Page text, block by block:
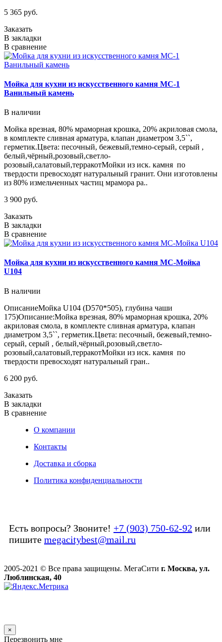
5 365 руб.
Заказать
В закладки
В сравнение
Мойка для кухни из искусственного камня МС-1
Ванильный камень
В наличии
Мойка врезная, 80% мраморная крошка, 20% акриловая смола,
в комплекте сливная арматура, клапан диаметром 3,5``,
герметик.Цвета: песочный, бежевый,темно-серый, серый ,
белый,чёрный,розовый,светло-
розовый,салатовый,терракотМойки из иск. камня по
твердости превосходят натуральный гранит. Они изготовлены
из 80% измельченных частиц мрамора ра..
3 900 руб.
Заказать
В закладки
В сравнение
Мойка для кухни из искусственного камня МС-Мойка
U104
В наличии
ОписаниеМойка U104 (D570*505), глубина чаши
175)Описание:Мойка врезная, 80% мраморная крошка, 20%
акриловая смола, в комплекте сливная арматура, клапан
диаметром 3,5``, герметик.Цвета: песочный, бежевый,темно-
серый, серый , белый,чёрный,розовый,светло-
розовый,салатовый,терракотМойки из иск. камня по
твердости превосходят натуральный гран..
6 200 руб.
Заказать
В закладки
В сравнение
О компании
Контакты
Доставка и сборка
Политика конфиденциальности
Есть вопросы? Звоните! +7 (903) 750-62-92 или
пишите megacitybest@mail.ru
2005-2021 © Все права защищены. МегаСити г. Москва, ул.
Люблинская, 40
×
Перезвонить мне